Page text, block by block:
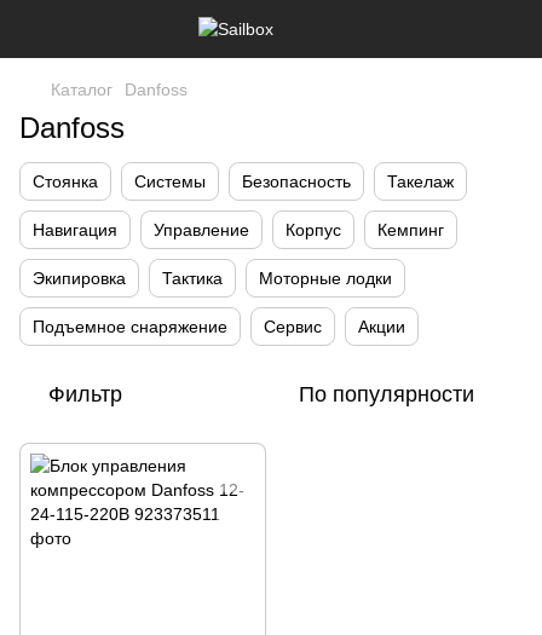
Каталог Danfoss
Danfoss
Стоянка Системы Безопасность Такелаж
Навигация Управление Корпус Кемпинг
Экипировка Тактика Моторные лодки
Подъемное снаряжение Сервис Акции
Фильтр По популярности